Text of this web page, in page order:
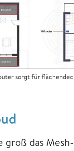
sorgt für
groß das